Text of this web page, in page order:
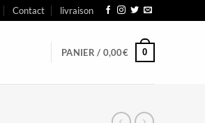
Contact livraison
PANIER / 0,00€ 0